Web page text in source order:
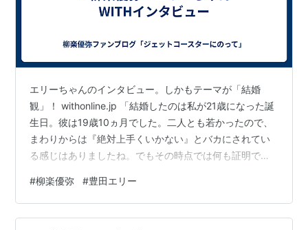
エリーちゃんのインタビュー。しかもテーマが「結婚
観」！ withonline.jp 「結婚したのは私が21歳になった誕
生日。彼は19歳10ヵ月でした。二人とも若かったので、
まわりからは『絶対上手くいかない』とバカにされてい
る感じはありましたね。でもその時点では何も証明でき
はいえ、当時でも平均初婚年齢は男性が30.5歳、女性が
28.8歳。もともと結婚願望が強かった訳ではないという
豊田さんが、それだけ早い年齢で結婚を決めた理由は何
#柳楽優弥 #豊田エリー